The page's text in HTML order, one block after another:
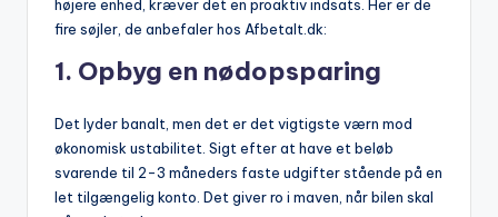
højere enhed, kræver det en proaktiv indsats. Her er de
fire søjler, de anbefaler hos Afbetalt.dk:
1. Opbyg en nødopsparing
Det lyder banalt, men det er det vigtigste værn mod
økonomisk ustabilitet. Sigt efter at have et beløb
svarende til 2-3 måneders faste udgifter stående på en
let tilgængelig konto. Det giver ro i maven, når bilen skal